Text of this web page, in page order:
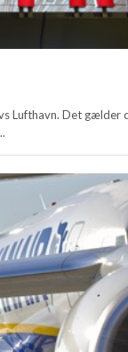
Lufthavn. Det gælder